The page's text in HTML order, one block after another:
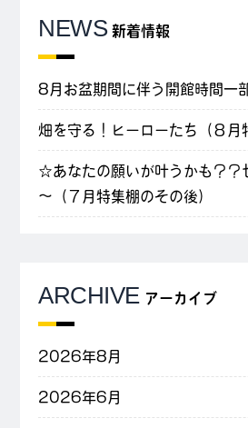
NEWS 新着情報
8月お盆期間に伴う開館時間一
畑を守る！ヒーローたち（８月
☆あなたの願いが叶うかも？？
～（７月特集棚のその後）
ARCHIVE アーカイブ
2026年8月
2026年6月